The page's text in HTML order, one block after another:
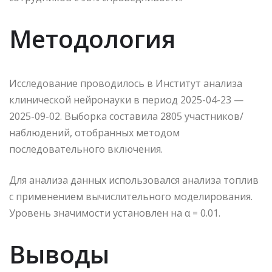
Методология
Исследование проводилось в Институт анализа
клинической нейронауки в период 2025-04-23 —
2025-09-02. Выборка составила 2805 участников/
наблюдений, отобранных методом
последовательного включения.
Для анализа данных использовался анализа топлив
с применением вычислительного моделирования.
Уровень значимости установлен на α = 0.01.
Выводы